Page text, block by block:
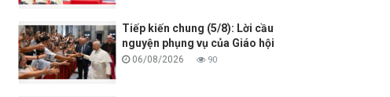
Tiếp kiến chung (5/8): Lời cầu
nguyện phụng vụ của Giáo hội
06/08/2026 90